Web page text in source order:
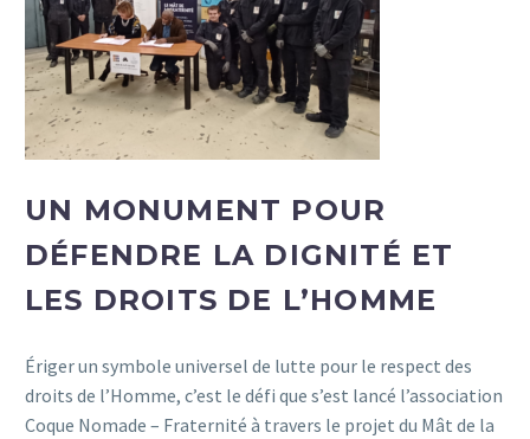
UN MONUMENT POUR
DÉFENDRE LA DIGNITÉ ET
LES DROITS DE L’HOMME
Ériger un symbole universel de lutte pour le respect des
droits de l’Homme, c’est le défi que s’est lancé l’association
Coque Nomade – Fraternité à travers le projet du Mât de la